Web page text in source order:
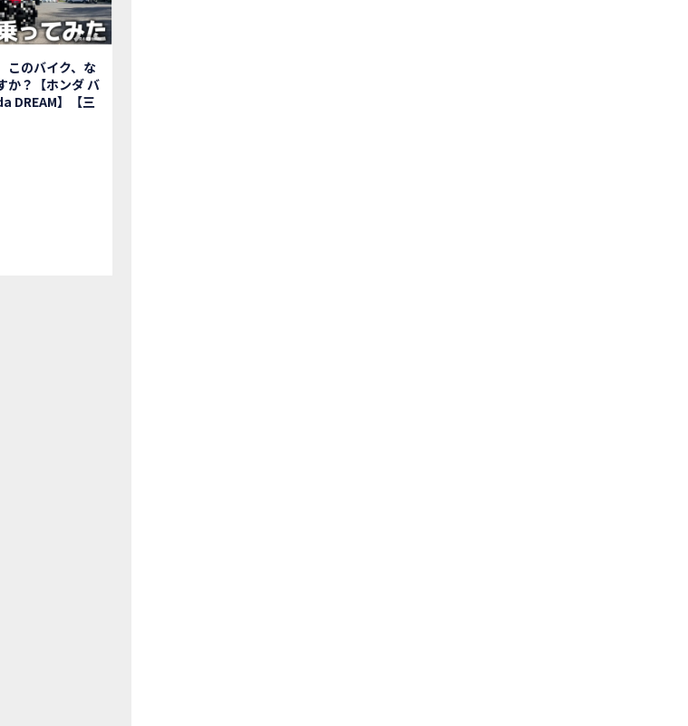
行は驚きの…【Honda GoldWing AfricaTwin】試乗会in鈴鹿ツインサーキット
ク＆クルマ夢のコラボイベント！「HCM２＆４サーキットフェス」レポ
ツーリング行ったらwww
った結果ww！後編
イダー、大人のマスツーリングへついていった【三重〜長野•茶臼山高原経由】Honda CL500
TYPE R♪ スタッフオススメの鈴鹿ドライブへ！【前編】
ス2023 紹介動画②
ス2023 紹介動画①
このバイク、な
か？【ホンダ バ
DREAM】【三